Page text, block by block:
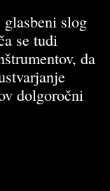
slog
se tudi
da
dolgoročni